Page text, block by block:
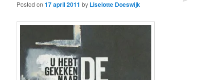
Posted on17 april 2011 by Liselotte Doeswijk